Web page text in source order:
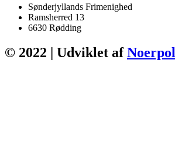
Sønderjyllands Frimenighed
Ramsherred 13
6630 Rødding
© 2022 | Udviklet afNoerpol